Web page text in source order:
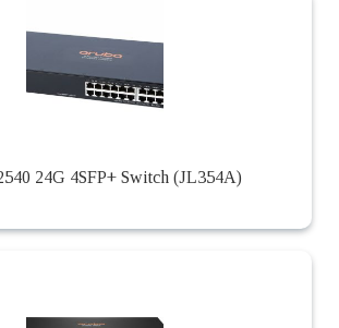
24G 4SFP+ Switch (JL354A)